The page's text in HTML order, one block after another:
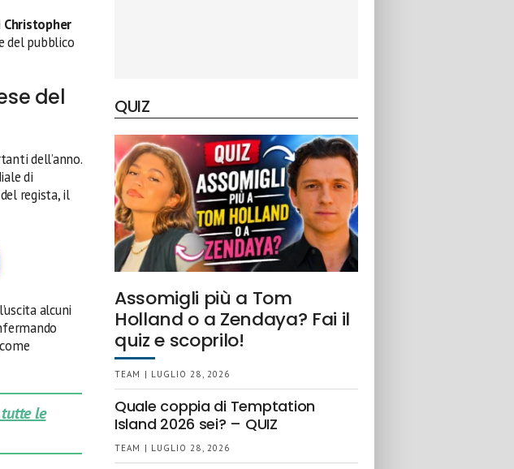
Christopher
del pubblico
del
dell’anno.
di
regista, il
alcuni
le
QUIZ
Assomigli più a Tom
Holland o a Zendaya? Fai il
quiz e scoprilo!
TEAM | LUGLIO 28, 2026
Quale coppia di Temptation
Island 2026 sei? – QUIZ
TEAM | LUGLIO 28, 2026